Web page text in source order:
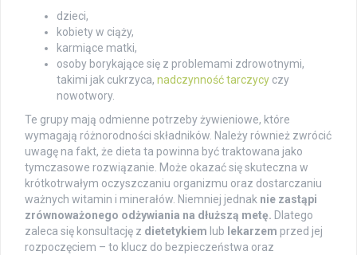
dzieci,
kobiety w ciąży,
karmiące matki,
osoby borykające się z problemami zdrowotnymi,
takimi jak cukrzyca, nadczynność tarczycy czy
nowotwory.
Te grupy mają odmienne potrzeby żywieniowe, które
wymagają różnorodności składników. Należy również zwrócić
uwagę na fakt, że dieta ta powinna być traktowana jako
tymczasowe rozwiązanie. Może okazać się skuteczna w
krótkotrwałym oczyszczaniu organizmu oraz dostarczaniu
ważnych witamin i minerałów. Niemniej jednak nie zastąpi
zrównoważonego odżywiania na dłuższą metę. Dlatego
zaleca się konsultację z dietetykiem lub lekarzem przed jej
rozpoczęciem – to klucz do bezpieczeństwa oraz